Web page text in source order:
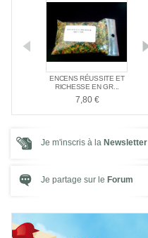
ENCENS RÉUSSITE ET
RICHESSE EN GR...
7,80 €
Je m'inscris à la Newsletter
Je partage sur le Forum